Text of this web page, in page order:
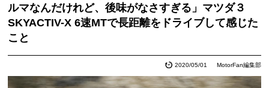
ルマなんだけれど、後味がなさすぎる」マツダ３
SKYACTIV-X 6速MTで長距離をドライブして感じた
こと
2020/05/01 MotorFan編集部